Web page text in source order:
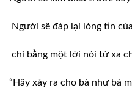
Người sẽ đáp lại lòng tin
chỉ bằng một lời nói từ xa
“Hãy xảy ra cho bà như bà